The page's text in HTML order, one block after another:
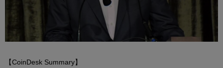
【CoinDesk Summary】